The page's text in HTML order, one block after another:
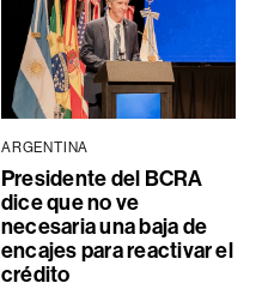
ARGENTINA
Presidente del BCRA
dice que no ve
necesaria una baja de
encajes para reactivar el
crédito